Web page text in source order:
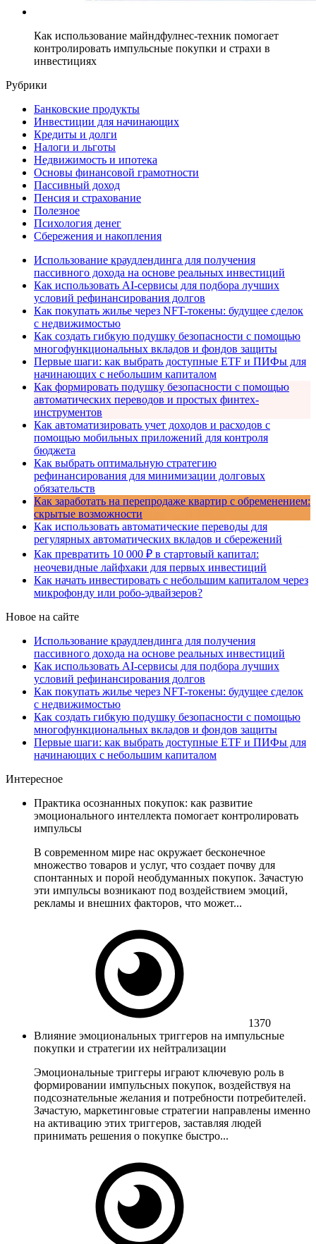
Как использование майндфулнес-техник помогает
контролировать импульсные покупки и страхи в
инвестициях
Рубрики
Банковские продукты
Инвестиции для начинающих
Кредиты и долги
Налоги и льготы
Недвижимость и ипотека
Основы финансовой грамотности
Пассивный доход
Пенсия и страхование
Полезное
Психология денег
Сбережения и накопления
Использование краудлендинга для получения
пассивного дохода на основе реальных инвестиций
Как использовать AI-сервисы для подбора лучших
условий рефинансирования долгов
Как покупать жилье через NFT-токены: будущее сделок
с недвижимостью
Как создать гибкую подушку безопасности с помощью
многофункциональных вкладов и фондов защиты
Первые шаги: как выбрать доступные ETF и ПИФы для
начинающих с небольшим капиталом
Как формировать подушку безопасности с помощью
автоматических переводов и простых финтех-
инструментов
Как автоматизировать учет доходов и расходов с
помощью мобильных приложений для контроля
бюджета
Как выбрать оптимальную стратегию
рефинансирования для минимизации долговых
обязательств
Как заработать на перепродаже квартир с обременением:
скрытые возможности
Как использовать автоматические переводы для
регулярных автоматических вкладов и сбережений
Как превратить 10 000 ₽ в стартовый капитал:
неочевидные лайфхаки для первых инвестиций
Как начать инвестировать с небольшим капиталом через
микрофонду или робо-эдвайзеров?
Новое на сайте
Использование краудлендинга для получения
пассивного дохода на основе реальных инвестиций
Как использовать AI-сервисы для подбора лучших
условий рефинансирования долгов
Как покупать жилье через NFT-токены: будущее сделок
с недвижимостью
Как создать гибкую подушку безопасности с помощью
многофункциональных вкладов и фондов защиты
Первые шаги: как выбрать доступные ETF и ПИФы для
начинающих с небольшим капиталом
Интересное
Практика осознанных покупок: как развитие
эмоционального интеллекта помогает контролировать
импульсы
В современном мире нас окружает бесконечное
множество товаров и услуг, что создает почву для
спонтанных и порой необдуманных покупок. Зачастую
эти импульсы возникают под воздействием эмоций,
рекламы и внешних факторов, что может...
1370
Влияние эмоциональных триггеров на импульсные
покупки и стратегии их нейтрализации
Эмоциональные триггеры играют ключевую роль в
формировании импульсных покупок, воздействуя на
подсознательные желания и потребности потребителей.
Зачастую, маркетинговые стратегии направлены именно
на активацию этих триггеров, заставляя людей
принимать решения о покупке быстро...